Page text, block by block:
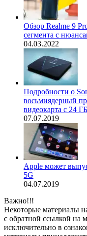
Обзор Realme 9
сегмента с
04.03.2022
Подробности о
восьмиядерный
видеокарта с 24
07.07.2019
Apple может
5G
04.07.2019
Важно!!!
Некоторые материалы
с обратной ссылкой на
исключительно в